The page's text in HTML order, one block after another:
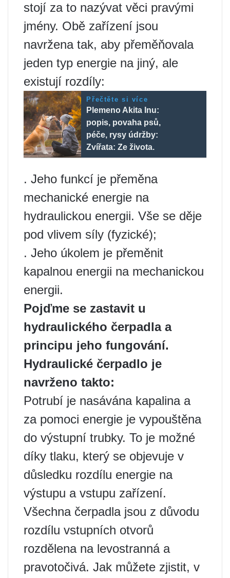
stojí za to nazývat věci pravými
jmény. Obě zařízení jsou
navržena tak, aby přeměňovala
jeden typ energie na jiný, ale
existují rozdíly:
Přečtěte si více
Plemeno Akita Inu:
popis, povaha psů,
péče, rysy údržby:
Zvířata: Ze života.
. Jeho funkcí je přeměna
mechanické energie na
hydraulickou energii. Vše se děje
pod vlivem síly (fyzické);
. Jeho úkolem je přeměnit
kapalnou energii na mechanickou
energii.
Pojďme se zastavit u
hydraulického čerpadla a
principu jeho fungování.
Hydraulické čerpadlo je
navrženo takto:
Potrubí je nasávána kapalina a
za pomoci energie je vypouštěna
do výstupní trubky. To je možné
díky tlaku, který se objevuje v
důsledku rozdílu energie na
výstupu a vstupu zařízení.
Všechna čerpadla jsou z důvodu
rozdílu vstupních otvorů
rozdělena na levostranná a
pravotočivá. Jak můžete zjistit, v